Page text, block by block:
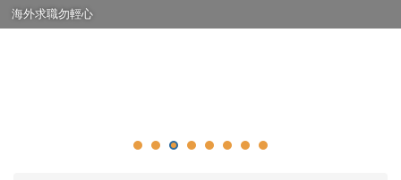
海外求職勿輕心